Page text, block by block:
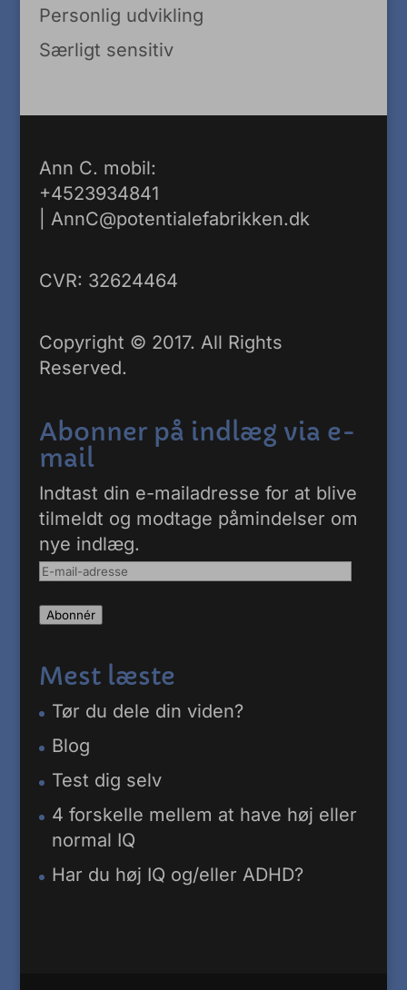
Personlig udvikling
Særligt sensitiv
Ann C. mobil:
+4523934841
AnnC@potentialefabrikken.dk
CVR: 32624464
Copyright © 2017. All Rights
Reserved.
Abonner på indlæg via e-
mail
Indtast din e-mailadresse for at blive
tilmeldt og modtage påmindelser om
nye indlæg.
E-
adresse
Abonnér
Mest læste
Tør du dele din viden?
Blog
Test dig selv
4 forskelle mellem at have høj eller
normal IQ
Har du høj IQ og/eller ADHD?